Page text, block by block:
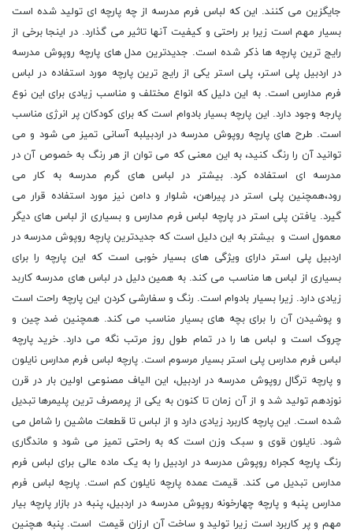
جایگزین می کنند. این که لباس فرم مدرسه از چه پارچه ای تولید شده است
بسیار مهم است زیرا بر راحتی و کیفیت آنها تاثیر می گذارد. در اینجا برخی از
رایج ترین پارچه ها ذکر شده است. جدیدترین مدل های پارچه روپوش مدرسه
در اردبیل پلی استر، پلی استر یکی از رایج ترین پارچه مورد استفاده در لباس
فرم مدارس است. به این دلیل که انواع مختلف و مناسب زیادی برای این نوع
پارجه وجود دارد. این پارچه بسیار بادوام است که برای کودکان پر انرژی مناسب
است. طرح های پارچه روپوش مدرسه در اردبیلبه آسانی تمیز می شود و می
توانید آن را رنگ کنید، به این معنی که می توان از هر رنگ به خصوص آن در
مدرسه ای استفاده کرد. بیشتر در لباس های گرم مدرسه به کار می
رود،همچنین پلی استر در پیراهن، شلوار و دامن نیز مورد استفاده قرار می
گیرد. یافتن پلی استر در پارچه لباس فرم مدارس و بسیاری از لباس های دیگر
معمول است و بیشتر به این دلیل است که جدیدترین پارچه روپوش مدرسه در
اردبیل پلی استر دارای ویژگی های بسیار خوبی است که این پارچه را برای
بسیاری از لباس ها مناسب می کند. به همین دلیل در لباس های مدرسه کاربد
زیادی دارد. زیرا بسیار بادوام است. رنگ و سفارشی کردن این پارچه راحت است
و پوشیدن آن را برای بچه های بسیار مناسب می کند. همچنین ضد چین و
چروک است و لباس ها را در تمام طول روز مرتب نگه می دارد. خرید پارچه
لباس فرم مدارس پلی استر بسیار مرسوم است. پارچه لباس فرم مدارس نایلون
و پارچه ترگال روپوش مدرسه در اردبیل، این الیاف مصنوعی اولین بار در قرن
نوزدهم تولید شد و از آن زمان تا کنون به یکی از پرمصرف ترین پلیمرها تبدیل
شده است. این پارچه کاربرد زیادی دارد و از لباس تا قطعات ماشین را شامل می
شود. نایلون قوی و سبک وزن است که به راحتی تمیز می شود و ماندگاری
رنگ پارچه کجراه روپوش مدرسه در اردبیل را به یک ماده عالی برای لباس فرم
مدارس تبدیل می کند. قیمت عمده پارچه نایلون کم است. پارچه لباس فرم
مدارس پنبه و پارچه چهارخونه روپوش مدرسه در اردبیل، پنبه در بازار پارچه بیار
مهم و پر کاربرد است زیرا تولید و ساخت آن ارزان قیمت است. پنبه هچنین